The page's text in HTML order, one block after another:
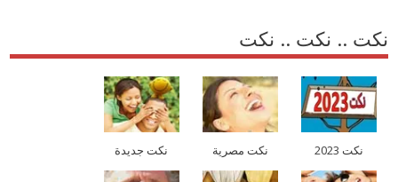
نكت .. نكت .. نكت
نكت 2023 نكت مصرية نكت جديدة